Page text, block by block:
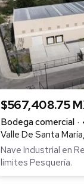
$567,408.75
Bodega comercial
Valle De Santa
Nave Industrial en
limites Pesquería.